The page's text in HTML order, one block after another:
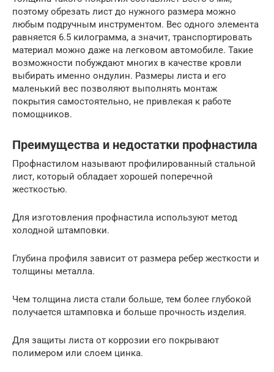
поэтому обрезать лист до нужного размера можно
любым подручным инструментом. Вес одного элемента
равняется 6.5 килограмма, а значит, транспортировать
материал можно даже на легковом автомобиле. Такие
возможности побуждают многих в качестве кровли
выбирать именно ондулин. Размеры листа и его
маленький вес позволяют выполнять монтаж
покрытия самостоятельно, не привлекая к работе
помощников.
Преимущества и недостатки профнастила
Профнастилом называют профилированный стальной
лист, который обладает хорошей поперечной
жесткостью.
Для изготовления профнастила используют метод
холодной штамповки.
Глубина профиля зависит от размера ребер жесткости и
толщины металла.
Чем толщина листа стали больше, тем более глубокой
получается штамповка и больше прочность изделия.
Для защиты листа от коррозии его покрывают
полимером или слоем цинка.